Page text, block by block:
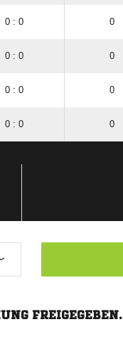
0 : 0 0
0 : 0 0
0 : 0 0
0 : 0 0
FREIGEGEBEN.